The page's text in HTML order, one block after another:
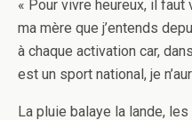
« Pour vivre heureux, il faut
ma mère que j’entends
à chaque activation car,
est un sport national, je
La pluie balaye la lande,